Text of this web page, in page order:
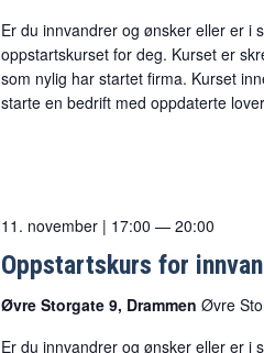
Er du innvandrer og ønsker eller er i
oppstartskurset for deg. Kurset er
som nylig har startet firma. Kurset
starte en bedrift med oppdaterte
11. november | 17:00 — 20:00
Oppstartskurs for
Øvre Storgate 9, Drammen Øvre
Er du innvandrer og ønsker eller er i